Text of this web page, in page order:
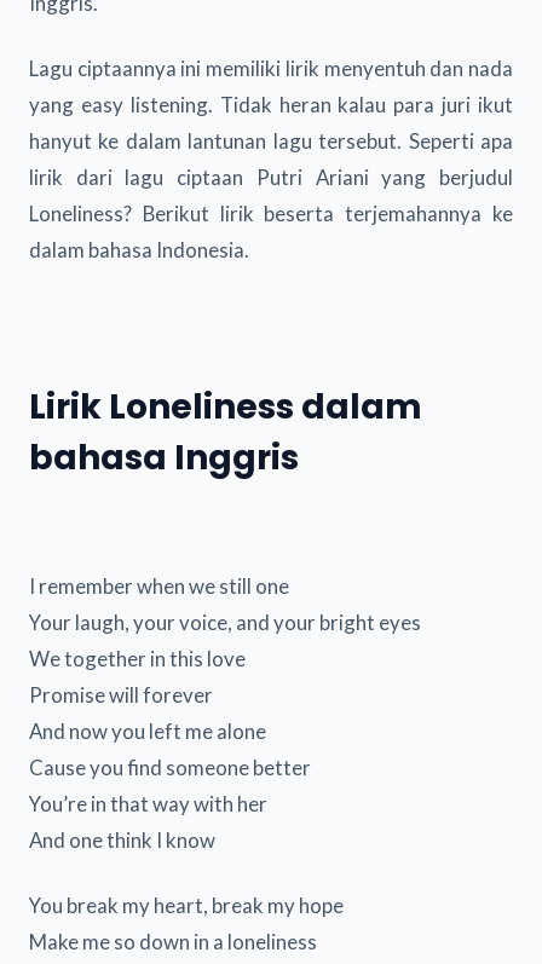
Lagu ciptaannya ini memiliki lirik menyentuh dan nada
yang easy listening. Tidak heran kalau para juri ikut
hanyut ke dalam lantunan lagu tersebut. Seperti apa
lirik dari lagu ciptaan Putri Ariani yang berjudul
Loneliness? Berikut lirik beserta terjemahannya ke
dalam bahasa Indonesia.
Lirik Loneliness dalam
bahasa Inggris
I remember when we still one
Your laugh, your voice, and your bright eyes
We together in this love
Promise will forever
And now you left me alone
Cause you find someone better
You’re in that way with her
And one think I know
You break my heart, break my hope
Make me so down in a loneliness